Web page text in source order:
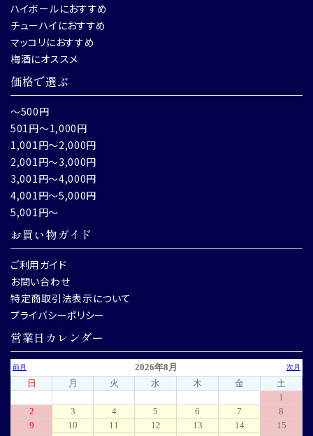
ハイボールにおすすめ
チューハイにおすすめ
マッコリにおすすめ
梅酒にオススメ
価格で選ぶ
～500円
501円～1,000円
1,001円～2,000円
2,001円～3,000円
3,001円～4,000円
4,001円～5,000円
5,001円～
お買い物ガイド
ご利用ガイド
お問い合わせ
特定商取引法表示について
プライバシーポリシー
営業日カレンダー